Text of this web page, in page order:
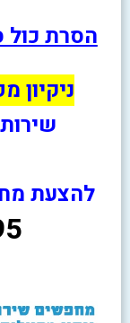
הסרת כול
ניקיון
להצעת